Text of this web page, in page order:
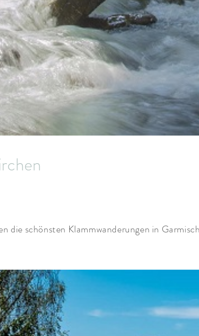
die schönsten Klammwanderungen in